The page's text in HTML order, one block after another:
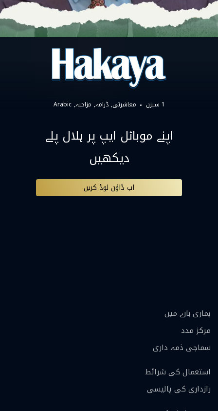
1 سیزن معاشرتی ڈرامہ مزاحیہ Arabic
اپنے موبائل ایپ پر ہلال پلے
دیکھیں
اب ڈاؤن لوڈ کریں
ہماری بارے ميں
مرکز مدد
سماجی ذمہ داری
استعمال کی شرائط
رازداری کی پالیسی